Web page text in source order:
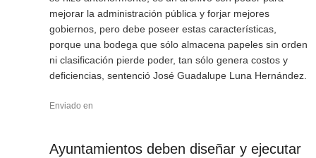
mejorar la administración pública y forjar mejores
gobiernos, pero debe poseer estas características,
porque una bodega que sólo almacena papeles sin orden
ni clasificación pierde poder, tan sólo genera costos y
deficiencias, sentenció José Guadalupe Luna Hernández.
Enviado en
Ayuntamientos deben diseñar y ejecutar